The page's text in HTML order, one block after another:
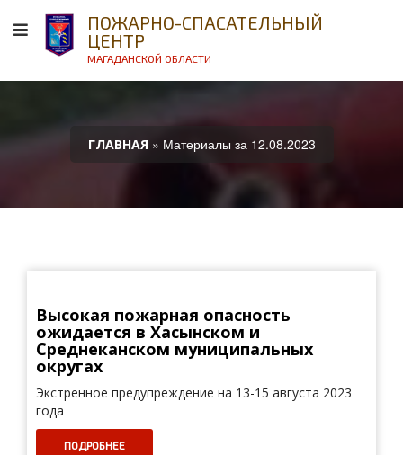
ПОЖАРНО-СПАСАТЕЛЬНЫЙ
ЦЕНТР
МАГАДАНСКОЙ ОБЛАСТИ
ГЛАВНАЯ » Материалы за 12.08.2023
Высокая пожарная опасность
ожидается в Хасынском и
Среднеканском муниципальных
округах
Экстренное предупреждение на 13-15 августа 2023
года
ПОДРОБНЕЕ